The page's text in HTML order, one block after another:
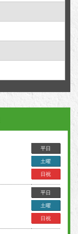
平日
土曜
日祝
平日
土曜
日祝